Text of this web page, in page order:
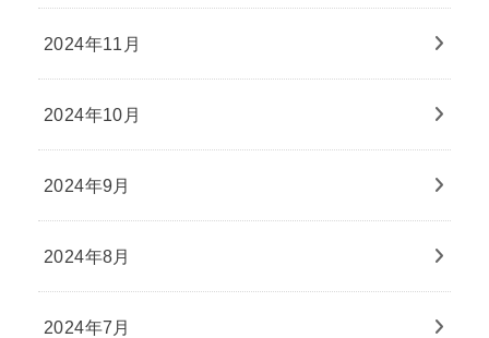
2024年11月
2024年10月
2024年9月
2024年8月
2024年7月